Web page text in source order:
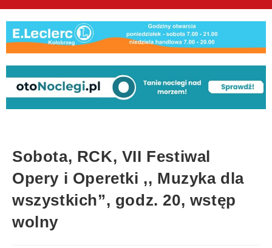
Sobota, RCK, VII Festiwal
Opery i Operetki ,, Muzyka dla
wszystkich”, godz. 20, wstęp
wolny